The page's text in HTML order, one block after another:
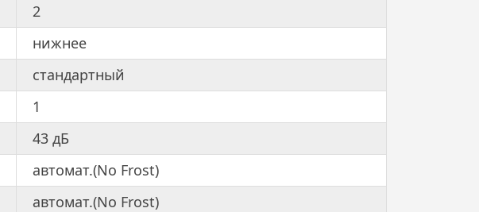
2
нижнее
стандартный
1
43 дБ
автомат.(No Frost)
автомат.(No Frost)